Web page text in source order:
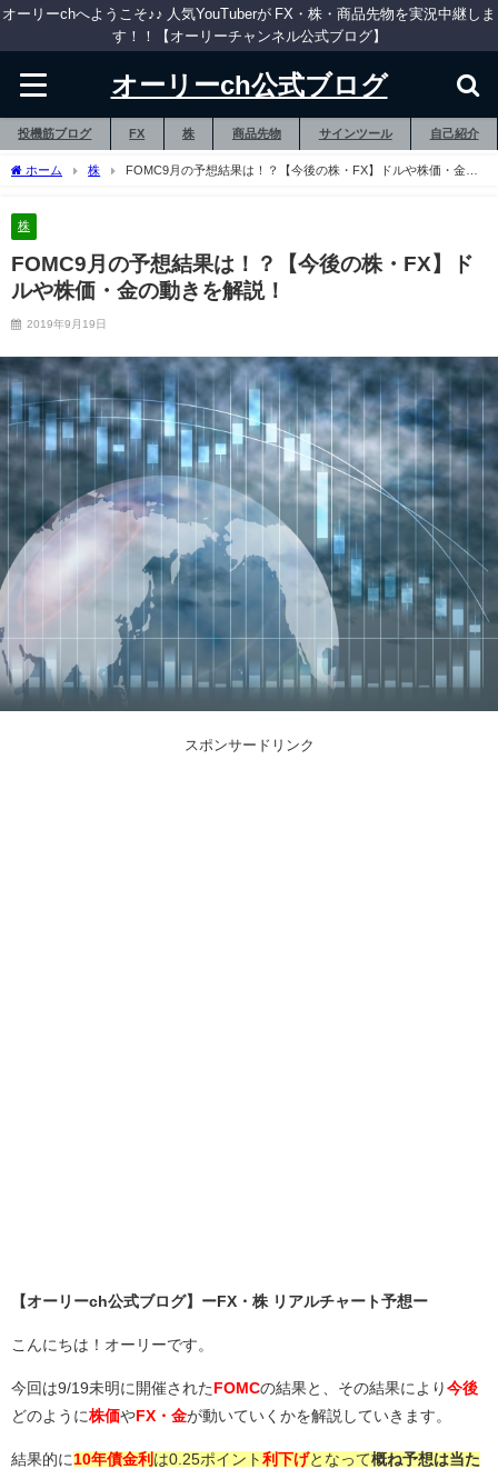
オーリーchへようこそ♪♪ 人気YouTuberが FX・株・商品先物を実況中継しま
す！！【オーリーチャンネル公式ブログ】
オーリーch公式ブログ
投機筋ブログ FX 株 商品先物 サインツール 自己紹介
ホーム 株
FOMC9月の予想結果は！？【今後の株・FX】ドルや株価・金の
株
FOMC9月の予想結果は！？【今後の株・FX】ド
ルや株価・金の動きを解説！
2019年9月19日
スポンサードリンク
【オーリーch公式ブログ】ーFX・株 リアルチャート予想ー
こんにちは！オーリーです。
今回は9/19未明に開催された FOMCの結果と、その結果により 今後
どのように株価や FX・金が動いていくかを解説していきます。
結果的に 10年債金利 は0.25ポイント 利下げとなって概ね予想は当た